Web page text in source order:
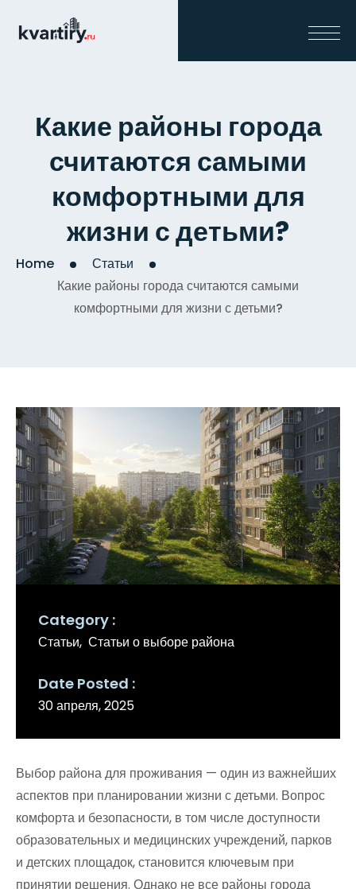
Какие районы города
считаются самыми
комфортными для
жизни с детьми?
Home
Статьи
Какие районы города считаются самыми
комфортными для жизни с детьми?
Category
Статьи Статьи о выборе района
Date Posted
30 апреля, 2025
Выбор района для проживания — один из важнейших
аспектов при планировании жизни с детьми. Вопрос
комфорта и безопасности, в том числе доступности
образовательных и медицинских учреждений, парков
и детских площадок, становится ключевым при
принятии решения. Однако не все районы города